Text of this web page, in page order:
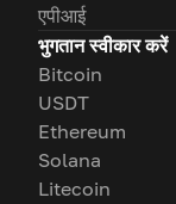
एपीआई
भुगतान स्वीकार करें
Bitcoin
USDT
Ethereum
Solana
Litecoin